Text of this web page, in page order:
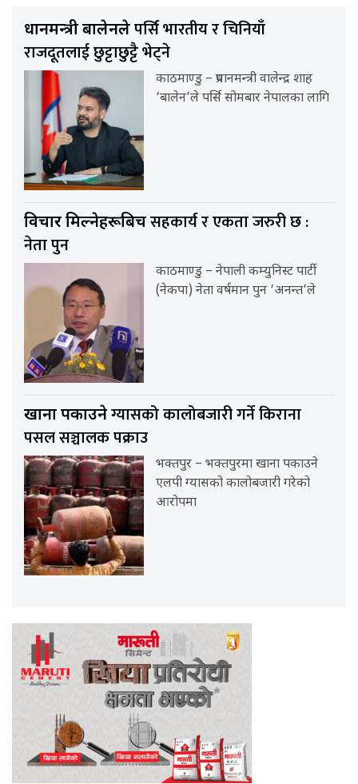
प्रधानमन्त्री बालेनलेपर्सि भारतीय र चिनियाँ
राजदूतलाई छुट्टाछुट्टै भेट्ने
काठमाण्डु – प्रधानमन्त्री वालेन्द्र शाह
‘बालेन’ले पर्सि सोमबार नेपालका लागि
विचार मिल्नेहरूबिचसहकार्य र एकता जरुरी छ :
नेता पुन
काठमाण्डु – नेपाली कम्युनिस्ट पार्टी
(नेकपा) नेता वर्षमान पुन ‘अनन्त’ले
खाना पकाउनेग्यासको कालोबजारी गर्ने किराना
पसल सञ्चालक पक्राउ
भक्तपुर – भक्तपुरमा खाना पकाउने
एलपी ग्यासको कालोबजारी गरेको
आरोपमा